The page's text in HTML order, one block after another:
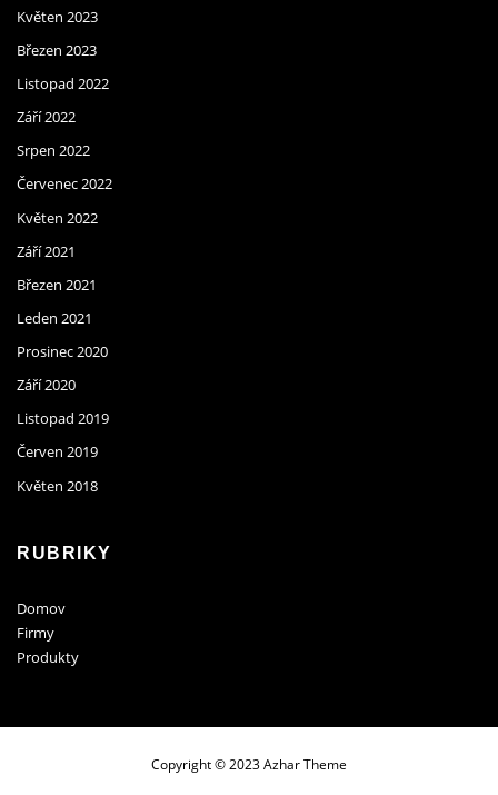
Květen 2023
Březen 2023
Listopad 2022
Září 2022
Srpen 2022
Červenec 2022
Květen 2022
Září 2021
Březen 2021
Leden 2021
Prosinec 2020
Září 2020
Listopad 2019
Červen 2019
Květen 2018
RUBRIKY
Domov
Firmy
Produkty
Copyright © 2023 Azhar Theme